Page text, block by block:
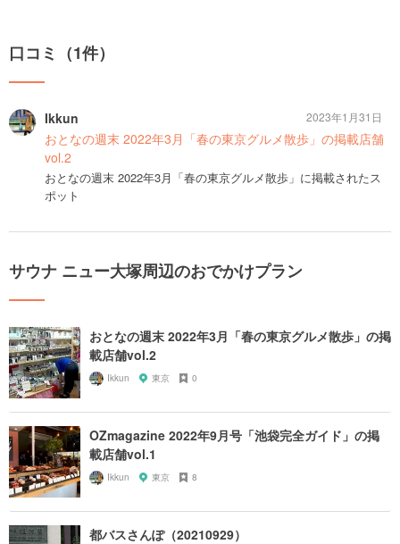
口コミ（1件）
Ikkun
おとなの週末 2022年3月「春の東京グルメ散歩」の掲載店舗
vol.2
おとなの週末 2022年3月「春の東京グルメ散歩」に掲載されたス
ポット
2023年1月31日
サウナ ニュー大塚周辺のおでかけプラン
おとなの週末 2022年3月「春の東京グルメ散歩」の掲
載店舗vol.2
Ikkun 東京 0
OZmagazine 2022年9月号「池袋完全ガイド」の掲
載店舗vol.1
Ikkun 東京 8
都バスさんぽ（20210929）